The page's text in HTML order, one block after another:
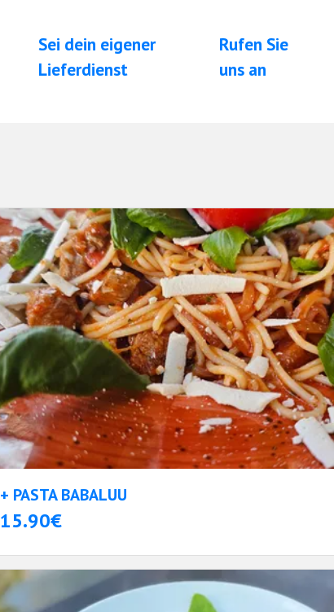
Sei dein eigener
Lieferdienst
Rufen Sie
uns an
+ PASTA BABALUU
15.90€